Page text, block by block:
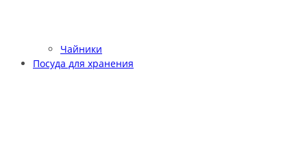
Чайники
Посуда для хранения